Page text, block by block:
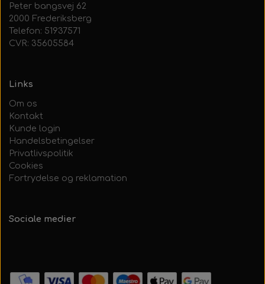
Peter bangsvej 62
2000 Frederiksberg
Telefon: 51937571
CVR: 35605584
Links
Om os
Kontakt
Kunde login
Handelsbetingelser
Privatlivspolitik
Cookies
Fortrydelse og reklamation
Sociale medier